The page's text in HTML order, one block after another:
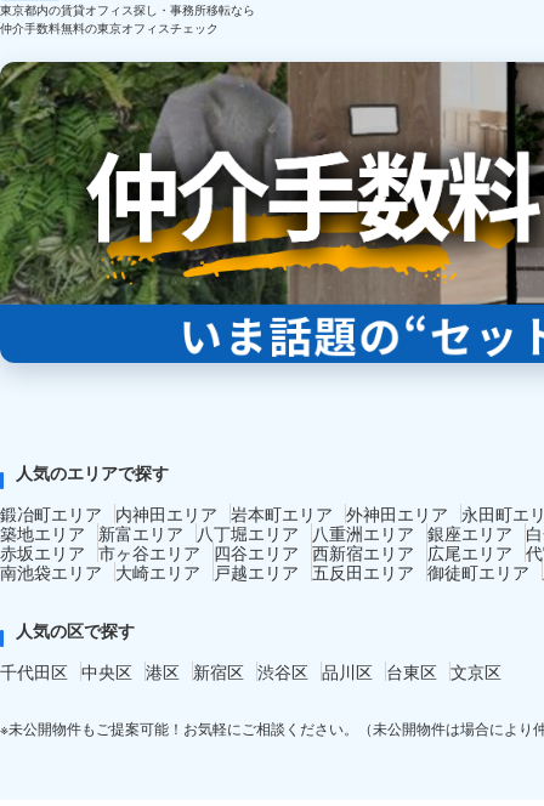
東京都内の賃貸オフィス探し・事務所移転なら
仲介手数料無料の東京オフィスチェック
人気のエリアで探す
鍛冶町エリア
内神田エリア 岩本町エリア 外神田エリア
永田町エ
築地エリア
新富エリア 八丁堀エリア 八重洲エリア 銀座エリア
赤坂エリア 市ヶ谷エリア 四谷エリア 西新宿エリア 広尾エリア
南池袋エリア
大崎エリア 戸越エリア 五反田エリア 御徒町エリア
人気の区で探す
千代田区 中央区 港区 新宿区 渋谷区 品川区 台東区 文京区
※未公開物件もご提案可能！お気軽にご相談ください。（未公開物件は場合により